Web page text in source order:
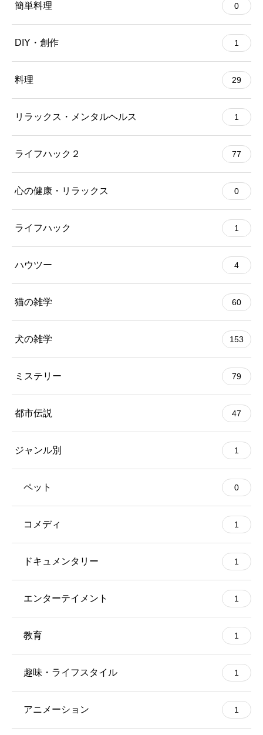
簡単料理 0
DIY・創作 1
料理 29
リラックス・メンタルヘルス 1
ライフハック２ 77
心の健康・リラックス 0
ライフハック 1
ハウツー 4
猫の雑学 60
犬の雑学 153
ミステリー 79
都市伝説 47
ジャンル別 1
ペット 0
コメディ 1
ドキュメンタリー 1
エンターテイメント 1
教育 1
趣味・ライフスタイル 1
アニメーション 1